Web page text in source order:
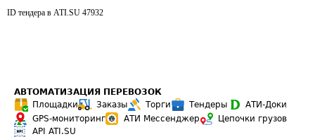
ID тендера в ATI.SU 47932
АВТОМАТИЗАЦИЯ ПЕРЕВОЗОК
Площадки
Заказы Торги Тендеры
АТИ-Доки
GPS-мониторинг
АТИ Мессенджер
Цепочки грузов
API ATI.SU